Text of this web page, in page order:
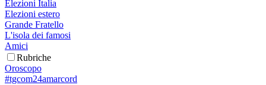
Elezioni Italia
Elezioni estero
Grande Fratello
L'isola dei famosi
Amici
Rubriche
Oroscopo
#tgcom24amarcord